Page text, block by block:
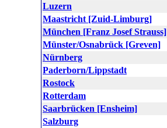
Luzern
Maastricht [Zuid-Limburg]
München [Franz Josef Strauss]
Münster/Osnabrück [Greven]
Nürnberg
Paderborn/Lippstadt
Rostock
Rotterdam
Saarbrücken [Ensheim]
Salzburg